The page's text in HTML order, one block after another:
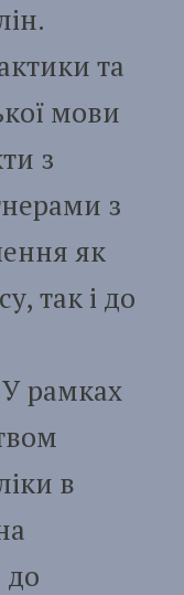
та
мови
з
з
як
так і до
рамках
в
до